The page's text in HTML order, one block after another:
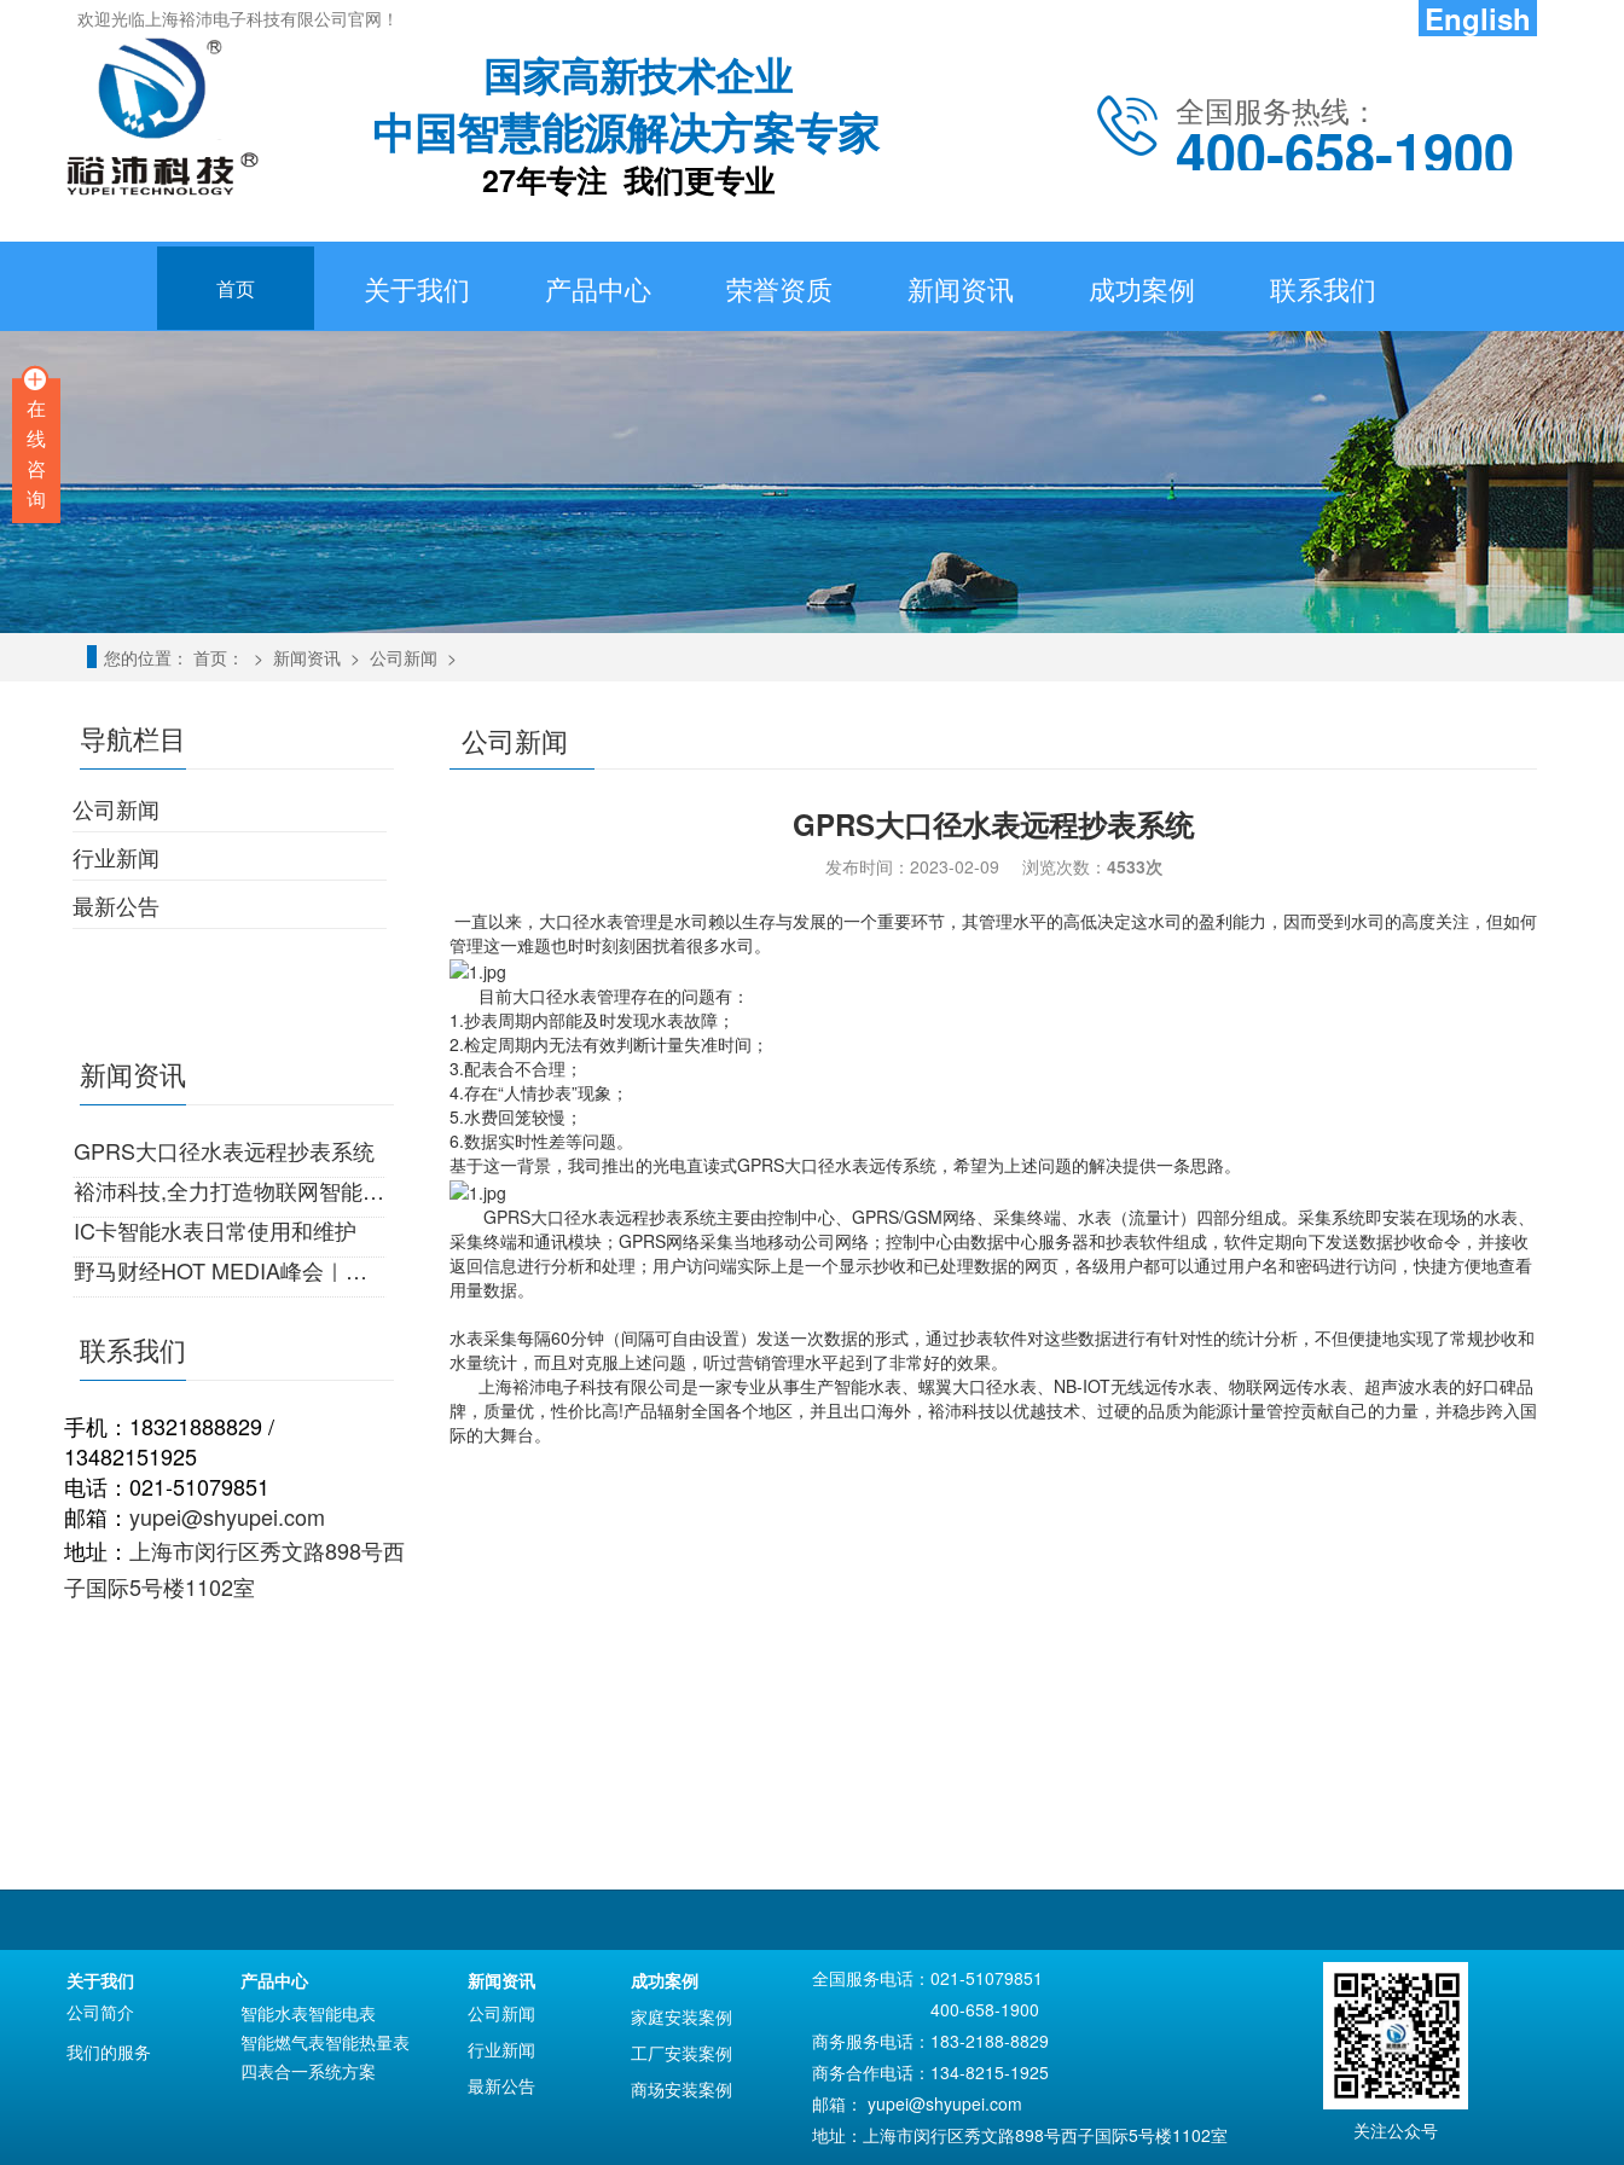
国家高新技术企业
全国服务热线：
400-658-1900
中国智慧能源解决方案专家
27年专注 我们更专业
欢迎光临上海裕沛电子科技有限公司官网！ English
首页 关于我们 产品中心 荣誉资质 新闻资讯 成功案例 联系我们
您的位置： 首页： > 新闻资讯 > 公司新闻 >
公司新闻
行业新闻
最新公告
导航栏目
GPRS大口径水表远程抄表系统
发布时间： 2023-02-09 浏览次数： 4533次
一直以来，大口径水表管理是水司赖以生存与发展的一个重要环节，其管理水平的高低决定这水司的盈利能力，因而受到水司的高度关注，但如何
管理这一难题也时时刻刻困扰着很多水司。
目前大口径水表管理存在的问题有：
1.抄表周期内部能及时发现水表故障；
2.检定周期内无法有效判断计量失准时间；
3.配表合不合理；
4.存在“人情抄表”现象；
5.水费回笼较慢；
6.数据实时性差等问题。
基于这一背景，我司推出的光电直读式GPRS大口径水表远传系统，希望为上述问题的解决提供一条思路。
GPRS大口径水表远程抄表系统主要由控制中心、GPRS/GSM网络、采集终端、水表（流量计）四部分组成。采集系统即安装在现场的水表、
采集终端和通讯模块；GPRS网络采集当地移动公司网络；控制中心由数据中心服务器和抄表软件组成，软件定期向下发送数据抄收命令，并接收
返回信息进行分析和处理；用户访问端实际上是一个显示抄收和已处理数据的网页，各级用户都可以通过用户名和密码进行访问，快捷方便地查看
用量数据。
水表采集每隔60分钟（间隔可自由设置）发送一次数据的形式，通过抄表软件对这些数据进行有针对性的统计分析，不但便捷地实现了常规抄收和
水量统计，而且对克服上述问题，听过营销管理水平起到了非常好的效果。
上海裕沛电子科技有限公司是一家专业从事生产智能水表、螺翼大口径水表、NB-IOT无线远传水表、物联网远传水表、超声波水表的好口碑品
牌，质量优，性价比高!产品辐射全国各个地区，并且出口海外，裕沛科技以优越技术、过硬的品质为能源计量管控贡献自己的力量，并稳步跨入国
际的大舞台。
公司新闻
新闻资讯
GPRS大口径水表远程抄表系统
裕沛科技,全力打造物联网智能生活!
IC卡智能水表日常使用和维护
野马财经HOT MEDIA峰会｜一份来自22世纪的邀请
联系我们
手机：18321888829 /
13482151925
电话：021-51079851
邮箱： yupei@shyupei.com
地址：
上海市闵行区秀文路898号西
子国际5号楼1102室
产品中心
智能水表智能电表
智能燃气表智能热量表
四表合一系统方案
关注公众号
全国服务电话：021-51079851
400-658-1900
商务服务电话：183-2188-8829
商务合作电话：134-8215-1925
邮箱： yupei@shyupei.com
地址：上海市闵行区秀文路898号西子国际5号楼1102室
新闻资讯
公司新闻
行业新闻
最新公告
成功案例
家庭安装案例
工厂安装案例
商场安装案例
关于我们
公司简介
我们的服务
在
线
咨
询